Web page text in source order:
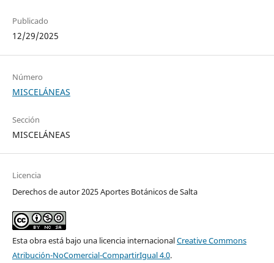
Publicado
12/29/2025
Número
MISCELÁNEAS
Sección
MISCELÁNEAS
Licencia
Derechos de autor 2025 Aportes Botánicos de Salta
Esta obra está bajo una licencia internacionalCreative Commons
Atribución-NoComercial-CompartirIgual 4.0.